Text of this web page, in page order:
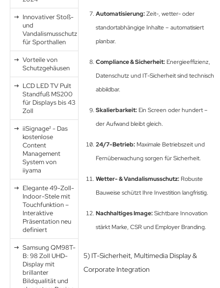
Innovativer Stoß-
und
Vandalismusschutz
für Sporthallen
Vorteile von
Schutzgehäusen
LCD LED TV Pult
Standfuß MS200
für Displays bis 43
Zoll
iiSignage² - Das
kostenlose
Content
Management
System von
iiyama
Elegante 49-Zoll-
Indoor-Stele mit
Touchfunktion –
Interaktive
Präsentation neu
definiert
Samsung QM98T-
B: 98 Zoll UHD-
Display mit
brillanter
Bildqualität und
Automatisierung:Zeit-, wetter- oder
standortabhängige Inhalte – automatisiert
planbar.
Compliance & Sicherheit: Energieeffizienz,
Datenschutz und IT-Sicherheit sind technisch
abbildbar.
Skalierbarkeit: Ein Screen oder hundert –
der Aufwand bleibt gleich.
24/7-Betrieb: Maximale Betriebszeit und
Fernüberwachung sorgen für Sicherheit.
Wetter- & Vandalismusschutz: Robuste
Bauweise schützt Ihre Investition langfristig.
Nachhaltiges Image:Sichtbare Innovation
stärkt Marke, CSR und Employer Branding.
5) IT-Sicherheit, Multimedia Display &
Corporate Integration